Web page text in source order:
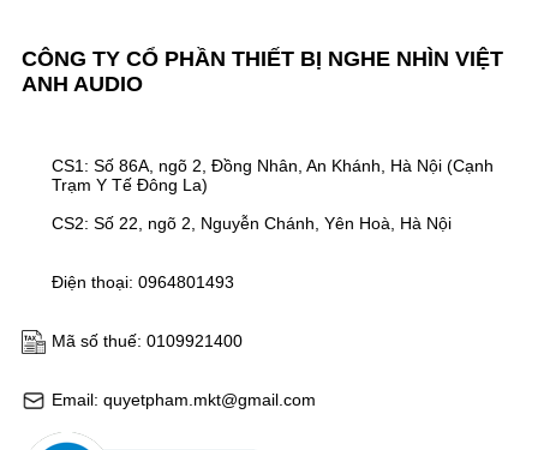
CÔNG TY CỔ PHẦN THIẾT BỊ NGHE NHÌN VIỆT
ANH AUDIO
Email: quyetpham.mkt@gmail.com
Mã số thuế: 0109921400
Điện thoại: 0964801493
CS1: Số 86A, ngõ 2, Đồng Nhân, An Khánh, Hà Nội (Cạnh
Trạm Y Tế Đông La)
CS2: Số 22, ngõ 2, Nguyễn Chánh, Yên Hoà, Hà Nội